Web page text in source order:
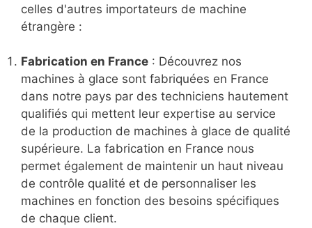
celles d'autres importateurs de machine
étrangère :
Fabrication en France : Découvrez nos
machines à glace sont fabriquées en France
dans notre pays par des techniciens hautement
qualifiés qui mettent leur expertise au service
de la production de machines à glace de qualité
supérieure. La fabrication en France nous
permet également de maintenir un haut niveau
de contrôle qualité et de personnaliser les
machines en fonction des besoins spécifiques
de chaque client.